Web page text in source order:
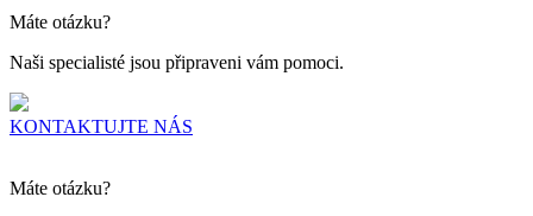
Máte otázku?
Naši specialisté jsou připraveni vám pomoci.
KONTAKTUJTE NÁS
Máte otázku?